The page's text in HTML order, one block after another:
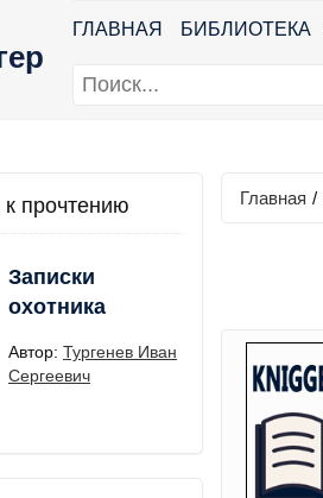
ГЛАВНАЯ БИБЛИОТЕКА
прочтению
Записки
охотника
Автор: Тургенев Иван
Сергеевич
Главная /